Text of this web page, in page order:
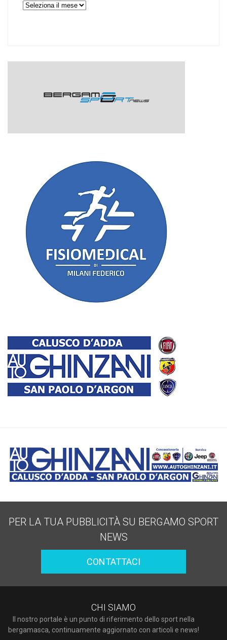
Archivi
PER LA TUA PUBBLICITÀ SU BERGAMO SPORT
NEWS
CONTATTACI
CHI SIAMO
Il nostro portale è un punto di riferimento dello sport nella
bergamasca, continuamente aggiornato con articoli e news!